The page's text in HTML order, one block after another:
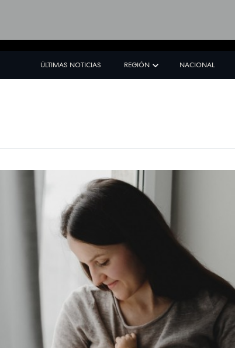
ÚLTIMAS NOTICIAS REGIÓN NACIONAL